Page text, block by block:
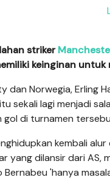
striker
keinginan untuk
dan Norwegia, Erling
sekali lagi menjadi
di turnamen
kembali
yang dilansir dari AS,
Bernabeu 'hanya